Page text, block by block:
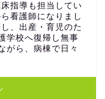
指導も担当してい
看護師になりまし
、出産・育児のた
学校へ復帰し無事
がら、病棟で日々